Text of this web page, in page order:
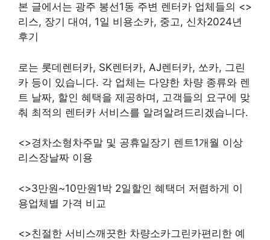
본 글에서는 광주 봉선1동 주변 렌터카 업체들의 <>
리스, 장기 대여, 1일 비용소카, 중고, 신차2024년
후기
로는 롯데렌터카, SK렌터카, AJ렌터카, 쏘카, 그린
카 등이 있습니다. 각 업체는 다양한 차량 종류와 렌
트 날짜, 할인 혜택을 제공하며, 고객들의 요구에 맞
춰 최적의 렌터카 서비스를 알려알려드리겠습니다.
<>경차소형차주말 및 공휴일장기 렌트1개월 이상
리스장날짜 이용
<>3만원~10만원1박 2일할인 혜택더 저렴하게 이
용업체별 가격 비교
<>친절한 서비스깨끗한 차량소카그린카편리한 예